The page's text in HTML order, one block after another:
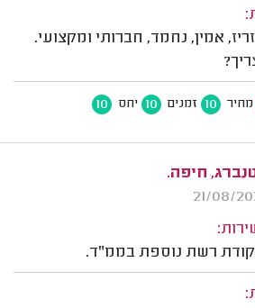
אמין, נחמד, חברותי ומקצועי.
מחיר 10 זמנים 10 יחס 10
חיפה.
רשת נוספת בממ"ד.